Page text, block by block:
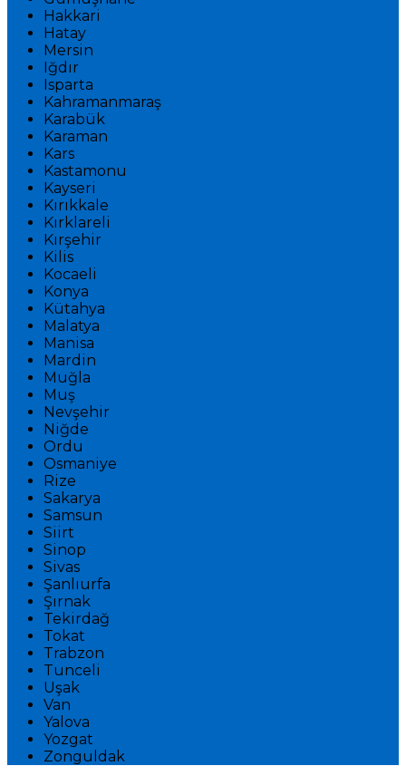
Hakkari
Hatay
Mersin
Iğdır
Isparta
Kahramanmaraş
Karabük
Karaman
Kars
Kastamonu
Kayseri
Kırıkkale
Kırklareli
Kırşehir
Kilis
Kocaeli
Konya
Kütahya
Malatya
Manisa
Mardin
Muğla
Muş
Nevşehir
Niğde
Ordu
Osmaniye
Rize
Sakarya
Samsun
Siirt
Sinop
Sivas
Şanlıurfa
Şırnak
Tekirdağ
Tokat
Trabzon
Tunceli
Uşak
Van
Yalova
Yozgat
Zonguldak